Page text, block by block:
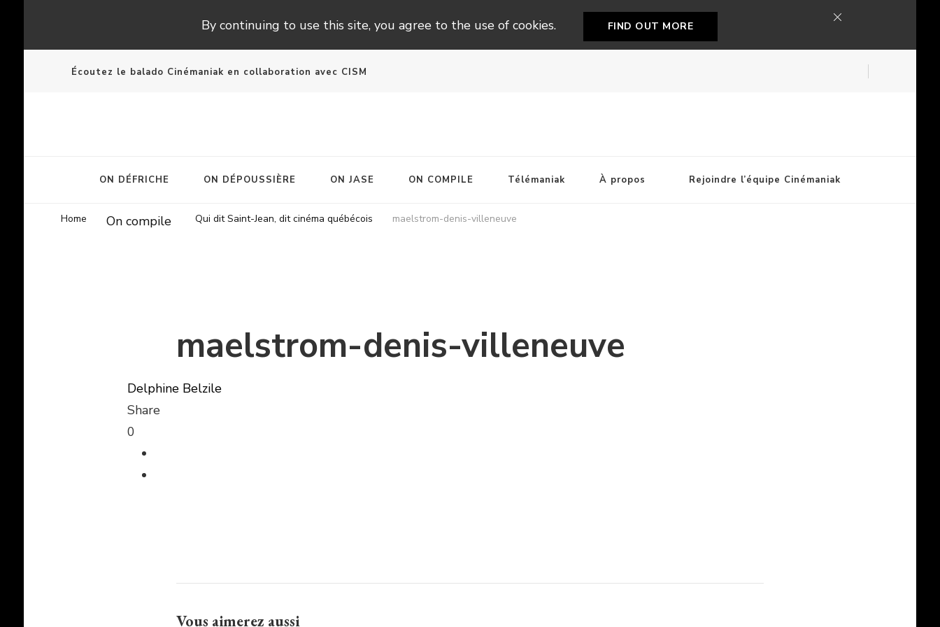
By continuing to use this site, you agree to the use of cookies. FIND OUT MORE
Écoutez le balado Cinémaniak en collaboration avec CISM
ON DÉFRICHE ON DÉPOUSSIÈRE ON JASE ON COMPILE Télémaniak À propos Rejoindre l’équipe Cinémaniak
Home On compile Qui dit Saint-Jean, dit cinéma québécois maelstrom-denis-villeneuve
maelstrom-denis-villeneuve
Delphine Belzile
Share
0
Vous aimerez aussi